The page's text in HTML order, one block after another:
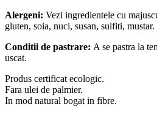
Alergeni: Vezi ingredientele cu
gluten, soia, nuci, susan, sulfiti, mustar.
Conditii de pastrare: A se pastra la
uscat.
Produs certificat ecologic.
Fara ulei de palmier.
In mod natural bogat in fibre.